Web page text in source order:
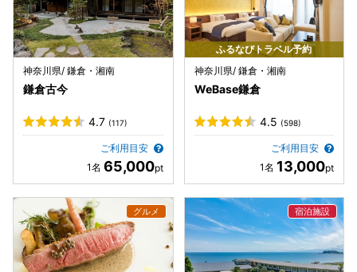
神奈川県/ 鎌倉・湘南
鎌倉古今
4.7 (117)
ご利用目安
65,000
ふるなびトラベル予約
神奈川県/ 鎌倉・湘南
WeBase鎌倉
4.5 (598)
ご利用目安
13,000